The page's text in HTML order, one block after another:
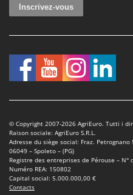
© Copyright 2007-2026 AgriEuro. Tutti i
Raison sociale: AgriEuro S.R.L.
Adresse du siège social: Fraz. Petrognano
06049 – Spoleto – (PG)
Registre des entreprises de Pérouse – N°
Numéro REA: 150802
Capital social: 5.000.000,00 €
Contacts